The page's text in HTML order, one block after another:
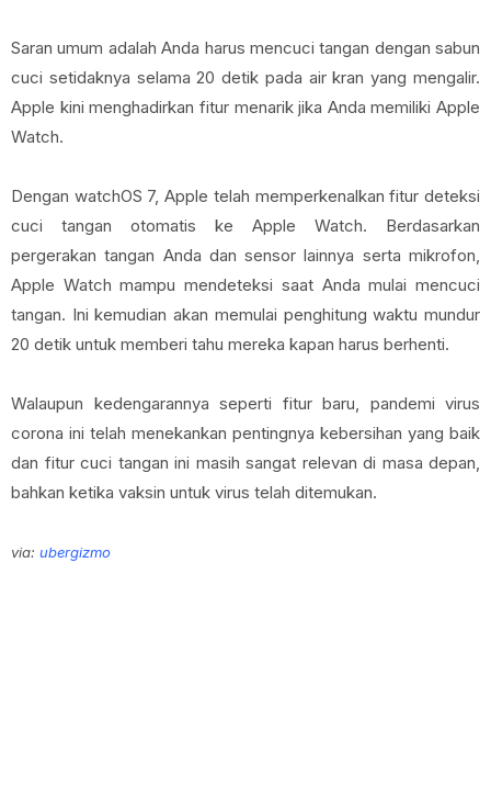
Saran umum adalah Anda harus mencuci tangan dengan sabun
cuci setidaknya selama 20 detik pada air kran yang mengalir.
Apple kini menghadirkan fitur menarik jika Anda memiliki Apple
Watch.
Dengan watchOS 7, Apple telah memperkenalkan fitur deteksi
cuci tangan otomatis ke Apple Watch. Berdasarkan
pergerakan tangan Anda dan sensor lainnya serta mikrofon,
Apple Watch mampu mendeteksi saat Anda mulai mencuci
tangan. Ini kemudian akan memulai penghitung waktu mundur
20 detik untuk memberi tahu mereka kapan harus berhenti.
Walaupun kedengarannya seperti fitur baru, pandemi virus
corona ini telah menekankan pentingnya kebersihan yang baik
dan fitur cuci tangan ini masih sangat relevan di masa depan,
bahkan ketika vaksin untuk virus telah ditemukan.
via: ubergizmo